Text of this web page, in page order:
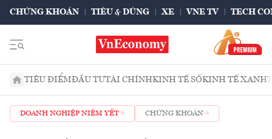
CHỨNG KHOÁN TIÊU & DÙNG XE VNE TV TECH
TIÊU ĐIỂMĐẦU TƯTÀI CHÍNHKINH TẾ SỐKINH TẾ XANH
DOANH NGHIỆP NIÊM YẾT CHỨNG KHOÁN